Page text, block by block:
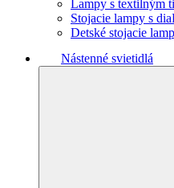
Lampy s textilným
Stojacie lampy s
Detské stojacie
Nástenné svietidlá